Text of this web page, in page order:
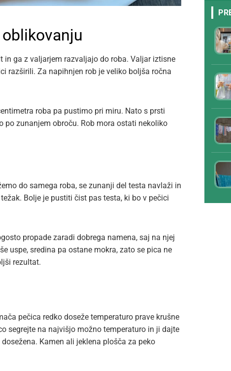
ga z valjarjem razvaljajo do roba. Valjar iztisne
razširili. Za napihnjen rob je veliko boljša ročna
roba pa pustimo pri miru. Nato s prsti
po zunanjem obroču. Rob mora ostati nekoliko
do samega roba, se zunanji del testa navlaži in
Bolje je pustiti čist pas testa, ki bo v pečici
propade zaradi dobrega namena, saj na njej
uspe, sredina pa ostane mokra, zato se pica ne
rezultat.
pečica redko doseže temperaturo prave krušne
segrejte na najvišjo možno temperaturo in ji dajte
Kamen ali jeklena plošča za peko